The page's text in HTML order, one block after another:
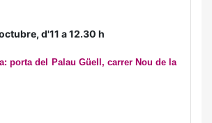
d'11 a 12.30 h
porta del Palau Güell, carrer Nou de la